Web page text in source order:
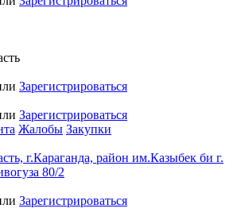
Зарегистрироваться
Зарегистрироваться
Жалобы Закупки
г.Караганда, район им.Казыбек би г.
80/2
Зарегистрироваться